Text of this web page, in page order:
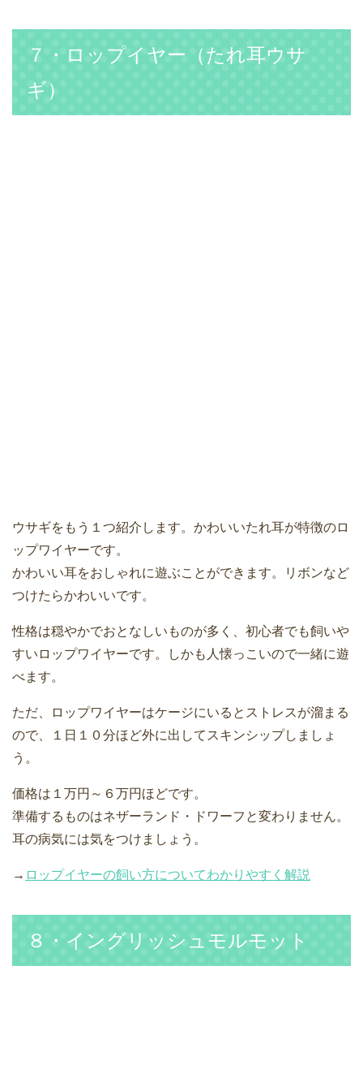
７・ロップイヤー（たれ耳ウサ
ギ）
ウサギをもう１つ紹介します。かわいいたれ耳が特徴のロ
ップワイヤーです。
かわいい耳をおしゃれに遊ぶことができます。リボンなど
つけたらかわいいです。
性格は穏やかでおとなしいものが多く、初心者でも飼いや
すいロップワイヤーです。しかも人懐っこいので一緒に遊
べます。
ただ、ロップワイヤーはケージにいるとストレスが溜まる
ので、１日１０分ほど外に出してスキンシップしましょ
う。
価格は１万円～６万円ほどです。
準備するものはネザーランド・ドワーフと変わりません。
耳の病気には気をつけましょう。
→ ロップイヤーの飼い方についてわかりやすく解説
８・イングリッシュモルモット